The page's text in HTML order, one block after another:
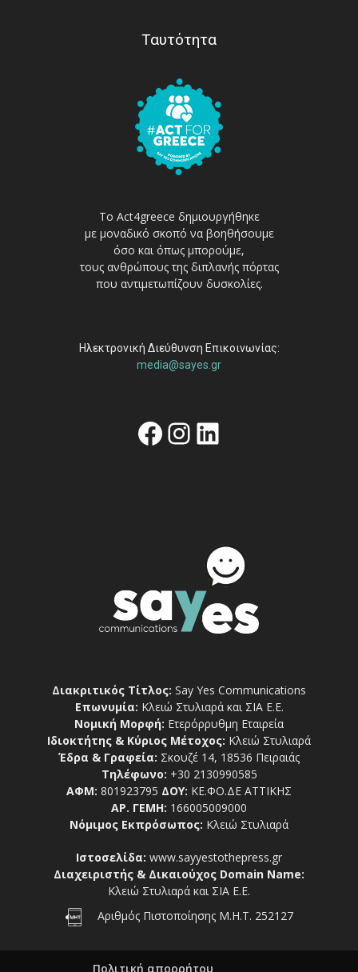
Ταυτότητα
Το Act4greece δημιουργήθηκε
με μοναδικό σκοπό να βοηθήσουμε
όσο και όπως μπορούμε,
τους ανθρώπους της διπλανής πόρτας
που αντιμετωπίζουν δυσκολίες.
Ηλεκτρονική Διεύθυνση Επικοινωνίας:
media@sayes.gr
Facebook
Instagram
Linkedin
Διακριτικός Τίτλος: Say Yes Communications
Επωνυμία: Κλειώ Στυλιαρά και ΣΙΑ Ε.Ε.
Νομική Μορφή: Ετερόρρυθμη Εταιρεία
Ιδιοκτήτης & Κύριος Μέτοχος: Κλειώ Στυλιαρά
Έδρα & Γραφεία: Σκουζέ 14, 18536 Πειραιάς
Τηλέφωνο: +30 2130990585
ΑΦΜ: 801923795 ΔΟΥ: ΚΕ.ΦΟ.ΔΕ ΑΤΤΙΚΗΣ
ΑΡ. ΓΕΜΗ: 166005009000
Νόμιμος Εκπρόσωπος: Κλειώ Στυλιαρά
Ιστοσελίδα: www.sayyestothepress.gr
Διαχειριστής & Δικαιούχος Domain Name:
Κλειώ Στυλιαρά και ΣΙΑ Ε.Ε.
Αριθμός Πιστοποίησης Μ.Η.Τ. 252127
Πολιτική απορρήτου